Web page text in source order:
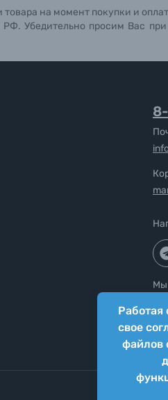
товара на момент покупки и
Убедительно просим Вас
Работая
свое
файлов
Мы